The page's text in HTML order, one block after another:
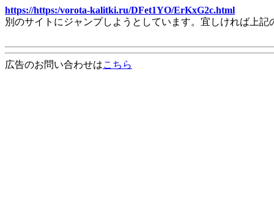
https://https:/vorota-kalitki.ru/DFet1YO/ErKxG2c.html
別のサイトにジャンプしようとしています。宜しければ上
広告のお問い合わせはこちら